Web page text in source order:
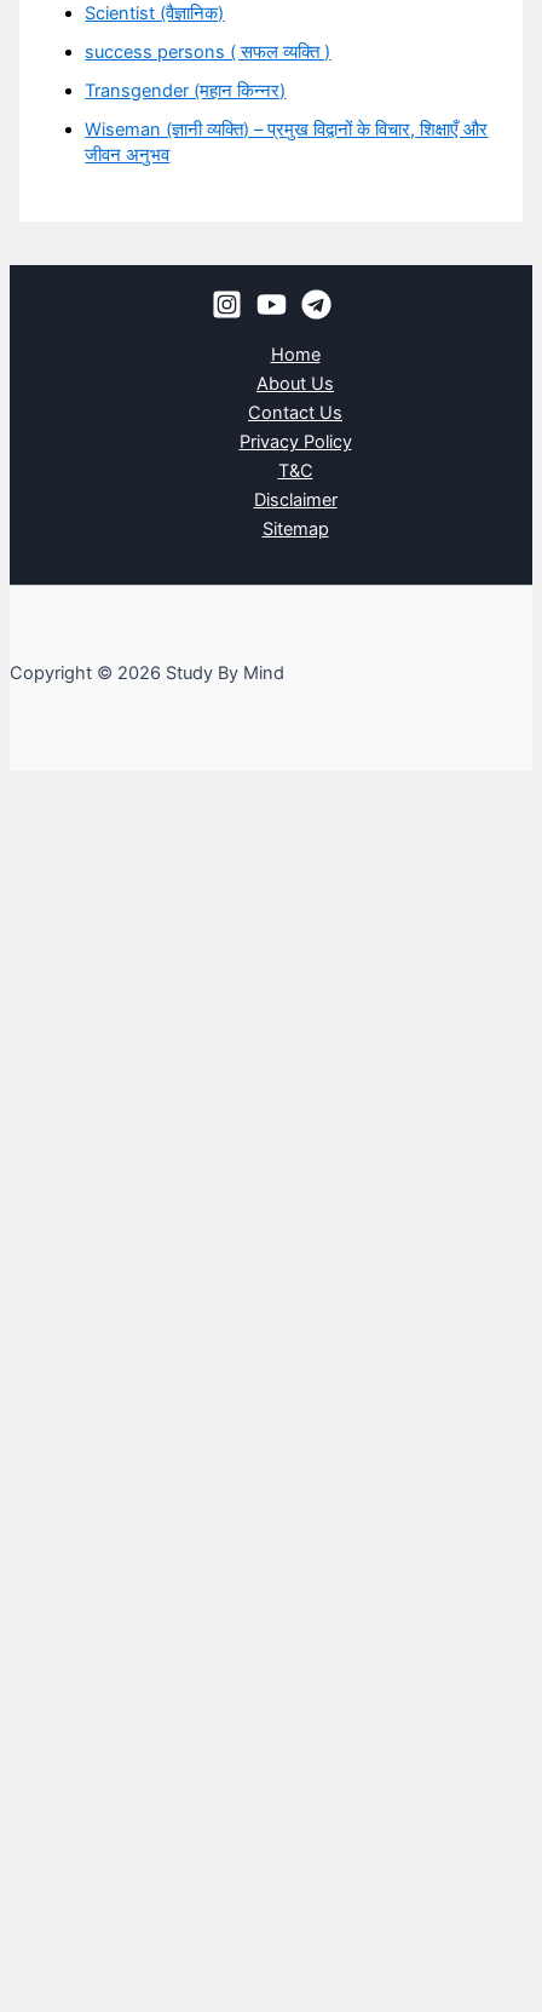
Scientist (वैज्ञानिक)
success persons ( सफल व्यक्ति )
Transgender (महान किन्नर)
Wiseman (ज्ञानी व्यक्ति) – प्रमुख विद्वानों के विचार, शिक्षाएँ और
जीवन अनुभव
Home
About Us
Contact Us
Privacy Policy
T&C
Disclaimer
Sitemap
Copyright © 2026 Study By Mind